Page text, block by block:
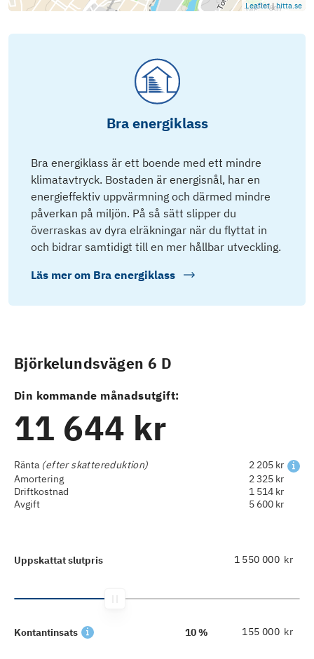
Leaflet | hitta.se
Bra energiklass
Bra energiklass är ett boende med ett mindre
klimatavtryck. Bostaden är energisnål, har en
energieffektiv uppvärmning och därmed mindre
påverkan på miljön. På så sätt slipper du
överraskas av dyra elräkningar när du flyttat in
och bidrar samtidigt till en mer hållbar utveckling.
Läs mer om Bra energiklass
Björkelundsvägen 6 D
Din kommande månadsutgift:
11 644 kr
Ränta (efter skattereduktion)
2 205 kr
Amortering
2 325 kr
Driftkostnad
1 514 kr
Avgift
5 600 kr
Uppskattat slutpris kr
Kontantinsats 10 % kr